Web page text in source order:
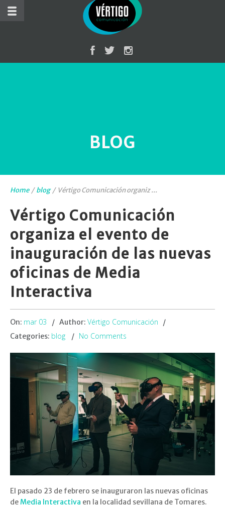
BLOG
Home /blog / Vértigo Comunicación organiz ...
Vértigo Comunicación
organiza el evento de
inauguración de las nuevas
oficinas de Media
Interactiva
On: mar 03 Author: Vértigo Comunicación
Categories: blog No Comments
El pasado 23 de febrero se inauguraron las nuevas oficinas
deMedia Interactiva en la localidad sevillana de Tomares.